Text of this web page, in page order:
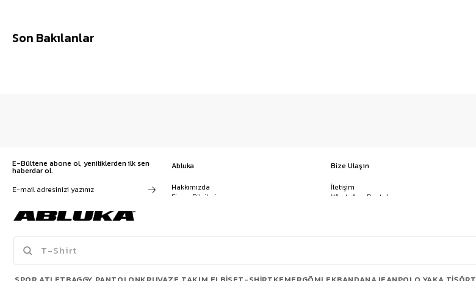
Son Bakılanlar
E-Bültene abone ol, yeniliklerden ilk sen
haberdar ol.
Kampanyalar, ürünler ve
değişiklikler hakkında e-mail ve
buradan ulaşabilirsin
Abluka
Hakkımızda
Firma Bilgileri
Sözleşmeler
Bize Ulaşın
İletişim
WhatsApp Destek
Havale/EFT ve Kapıda Ödeme